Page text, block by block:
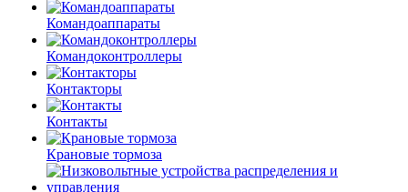
Командоаппараты
Командоконтроллеры
Контакторы
Контакты
Крановые тормоза